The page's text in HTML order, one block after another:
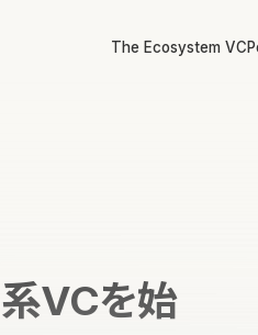
The Ecosystem VC
VCを始